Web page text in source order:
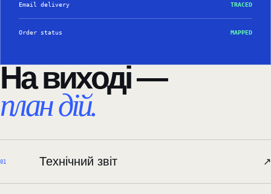
Email delivery TRACED
Order status MAPPED
На виході —
план дій.
01 Технічний звіт ↗︎